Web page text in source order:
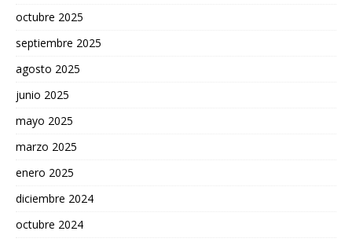
octubre 2025
septiembre 2025
agosto 2025
junio 2025
mayo 2025
marzo 2025
enero 2025
diciembre 2024
octubre 2024